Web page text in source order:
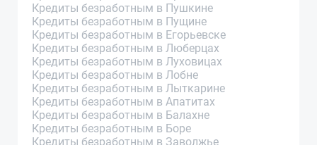
Кредиты безработным в Пушкине
Кредиты безработным в Пущине
Кредиты безработным в Егорьевске
Кредиты безработным в Люберцах
Кредиты безработным в Луховицах
Кредиты безработным в Лобне
Кредиты безработным в Лыткарине
Кредиты безработным в Апатитах
Кредиты безработным в Балахне
Кредиты безработным в Боре
Кредиты безработным в Заволжье